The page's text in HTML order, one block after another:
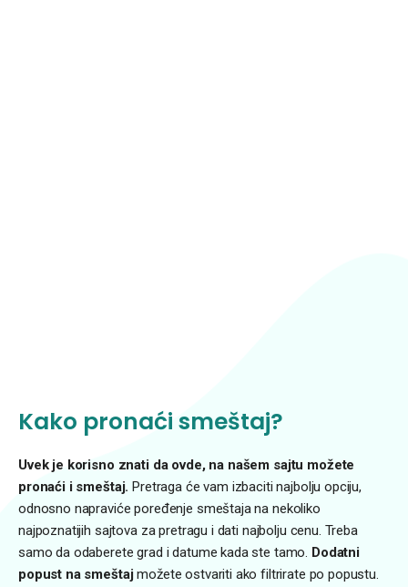
Kako pronaći smeštaj?
Uvek je korisno znati da ovde, na našem sajtu možete
pronaći i smeštaj.Pretraga će vam izbaciti najbolju opciju,
odnosno napraviće poređenje smeštaja na nekoliko
najpoznatijih sajtova za pretragu i dati najbolju cenu. Treba
samo da odaberete grad i datume kada ste tamo. Dodatni
popust na smeštajmožete ostvariti ako filtrirate po popustu.